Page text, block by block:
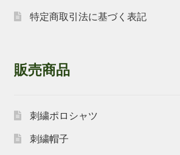
特定商取引法に基づく表記
販売商品
刺繍ポロシャツ
刺繍帽子